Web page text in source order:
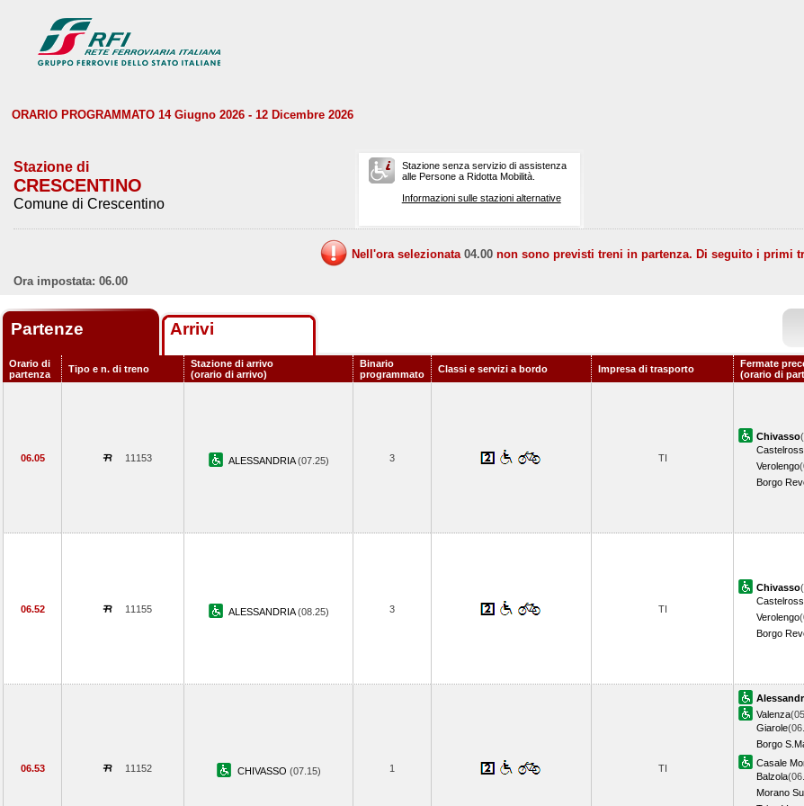
ORARIO PROGRAMMATO 14 Giugno 2026 - 12 Dicembre 2026
Stazione di
CRESCENTINO
Comune di Crescentino
Stazione senza servizio di assistenza
alle Persone a Ridotta Mobilità.
Informazioni sulle stazioni alternative
Nell'ora selezionata 04.00 non sono previsti treni in partenza. Di seguito i primi
Ora impostata: 06.00
Partenze Arrivi
Orario di
partenza
Tipo e n. di treno
Stazione di arrivo
(orario di arrivo)
Binario
programmato
Classi e servizi a bordo Impresa di trasporto
Fermate
(orario di
06.05 11153 ALESSANDRIA(07.25) 3 TI
Chivasso
Verolengo
Borgo
06.52 11155 ALESSANDRIA(08.25) 3 TI
Chivasso
Verolengo
Borgo
06.53 11152 CHIVASSO (07.15) 1 TI
Valenza
Giarole
Borgo
Casale
Balzola
Morano